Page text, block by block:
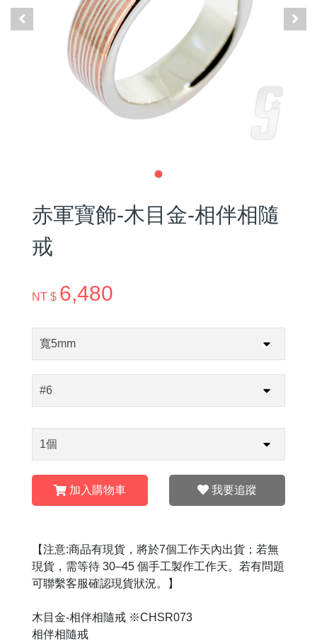
赤軍寶飾-木目金-相伴相隨
戒
NT $ 6,480
我要追蹤
加入購物車
【注意:商品有現貨，將於7個工作天內出貨；若無
現貨，需等待 30–45 個手工製作工作天。若有問題
可聯繫客服確認現貨狀況。】
木目金-相伴相隨戒 ※CHSR073
相伴相隨戒